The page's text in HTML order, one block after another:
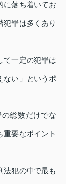
に落ち着いてお
犯罪は多くあり
て一定の犯罪は
ない」というポ
総数だけでな
重要なポイント
法犯の中で最も